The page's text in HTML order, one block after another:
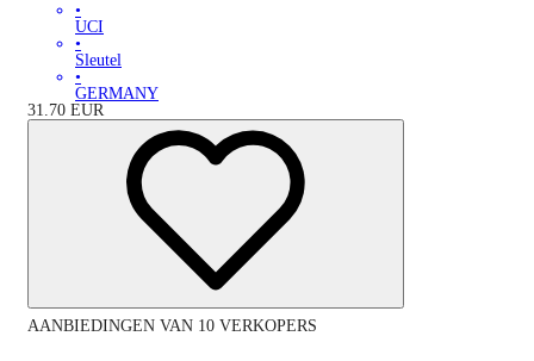
•
UCI
•
Sleutel
•
GERMANY
31.70 EUR
AANBIEDINGEN VAN 10 VERKOPERS